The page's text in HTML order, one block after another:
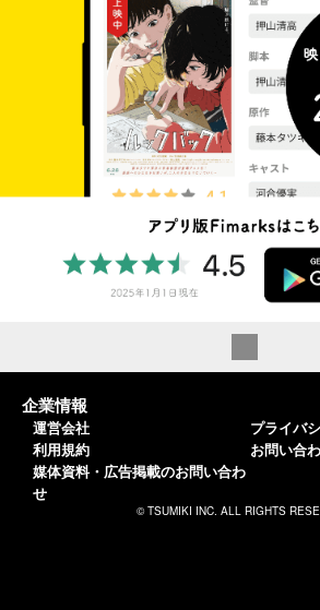
企業情報
運営会社
利用規約
媒体資料・広告掲載のお問い合わ
せ
プライバ
お問い合
© TSUMIKI INC. ALL RIGHTS